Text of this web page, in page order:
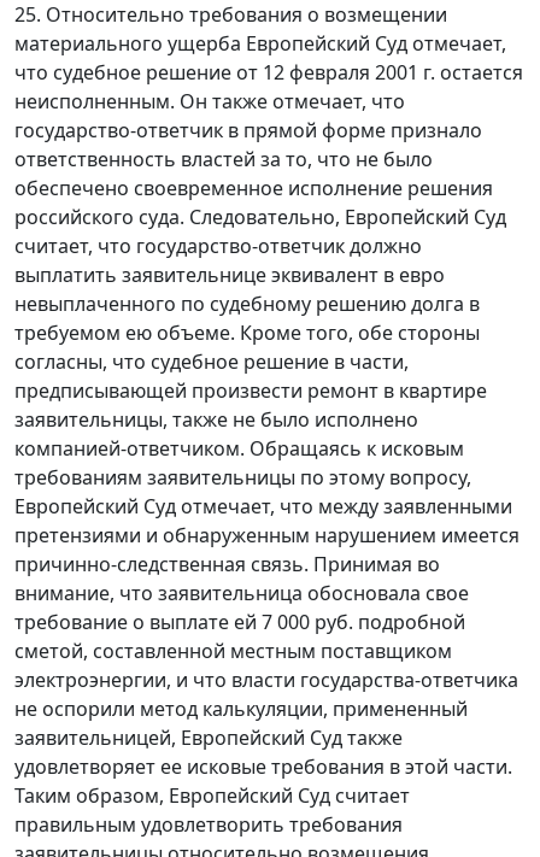
25. Относительно требования о возмещении
материального ущерба Европейский Суд отмечает,
что судебное решение от 12 февраля 2001 г. остается
неисполненным. Он также отмечает, что
государство-ответчик в прямой форме признало
ответственность властей за то, что не было
обеспечено своевременное исполнение решения
российского суда. Следовательно, Европейский Суд
считает, что государство-ответчик должно
выплатить заявительнице эквивалент в евро
невыплаченного по судебному решению долга в
требуемом ею объеме. Кроме того, обе стороны
согласны, что судебное решение в части,
предписывающей произвести ремонт в квартире
заявительницы, также не было исполнено
компанией-ответчиком. Обращаясь к исковым
требованиям заявительницы по этому вопросу,
Европейский Суд отмечает, что между заявленными
претензиями и обнаруженным нарушением имеется
причинно-следственная связь. Принимая во
внимание, что заявительница обосновала свое
требование о выплате ей 7 000 руб. подробной
сметой, составленной местным поставщиком
электроэнергии, и что власти государства-ответчика
не оспорили метод калькуляции, примененный
заявительницей, Европейский Суд также
удовлетворяет ее исковые требования в этой части.
Таким образом, Европейский Суд считает
правильным удовлетворить требования